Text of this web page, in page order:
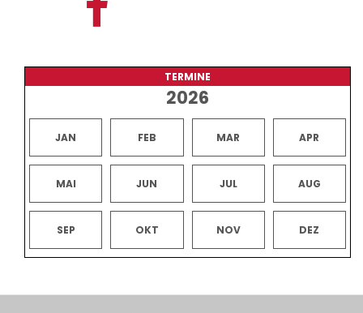
TERMINE
2026
JAN FEB MAR APR
MAI JUN JUL AUG
SEP OKT NOV DEZ